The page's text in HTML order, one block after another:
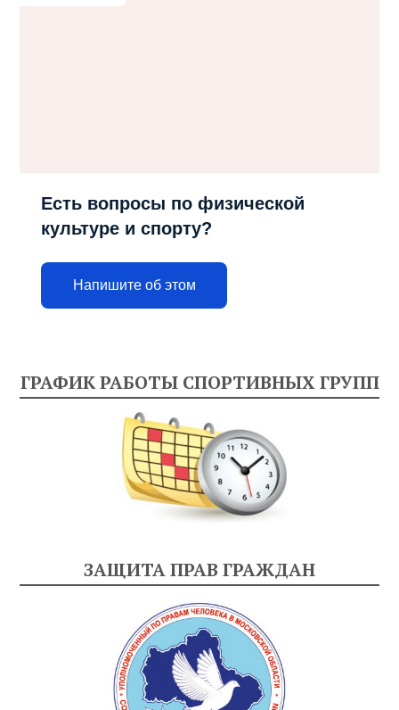
Есть вопросы по физической
культуре и спорту?
Напишите об этом
ГРАФИК РАБОТЫ СПОРТИВНЫХ ГРУПП
ЗАЩИТА ПРАВ ГРАЖДАН